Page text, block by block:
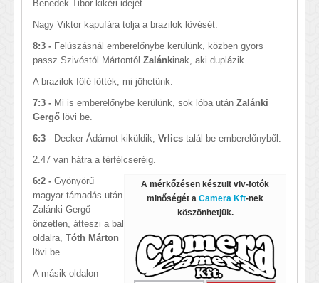
Benedek Tibor kikéri idejét.
Nagy Viktor kapufára tolja a brazilok lövését.
8:3 - Felúszásnál emberelőnybe kerülünk, közben gyors
passz Szivóstól Mártontól Zalánkinak, aki duplázik.
A brazilok fölé lőtték, mi jöhetünk.
7:3 - Mi is emberelőnybe kerülünk, sok lóba után Zalánki
Gergő lövi be.
6:3 - Decker Ádámot kiküldik, Vrlics talál be emberelőnyből.
2.47 van hátra a térfélcseréig.
A mérkőzésen készült vlv-fotók
minőségét a Camera Kft-nek
köszönhetjük.
6:2 - Gyönyörű
magyar támadás után
Zalánki Gergő
önzetlen, átteszi a bal
oldalra, Tóth Márton
lövi be.
A másik oldalon